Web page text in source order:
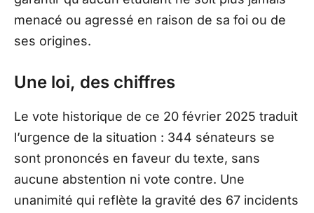
menacé ou agressé en raison de sa foi ou de
ses origines.
Une loi, des chiffres
Le vote historique de ce 20 février 2025 traduit
l’urgence de la situation : 344 sénateurs se
sont prononcés en faveur du texte, sans
aucune abstention ni vote contre. Une
unanimité qui reflète la gravité des 67 incidents